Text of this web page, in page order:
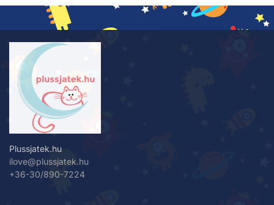
Plussjatek.hu
ilove@plussjatek.hu
+36-30/890-7224